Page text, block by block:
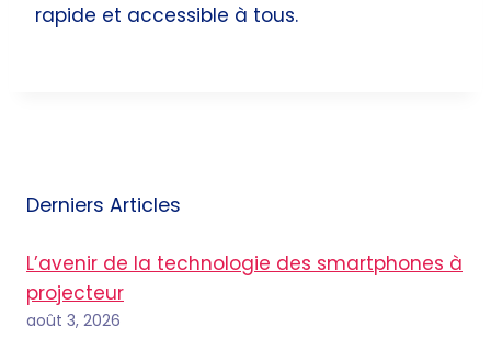
rapide et accessible à tous.
Derniers Articles
L’avenir de la technologie des smartphones à
projecteur
août 3, 2026